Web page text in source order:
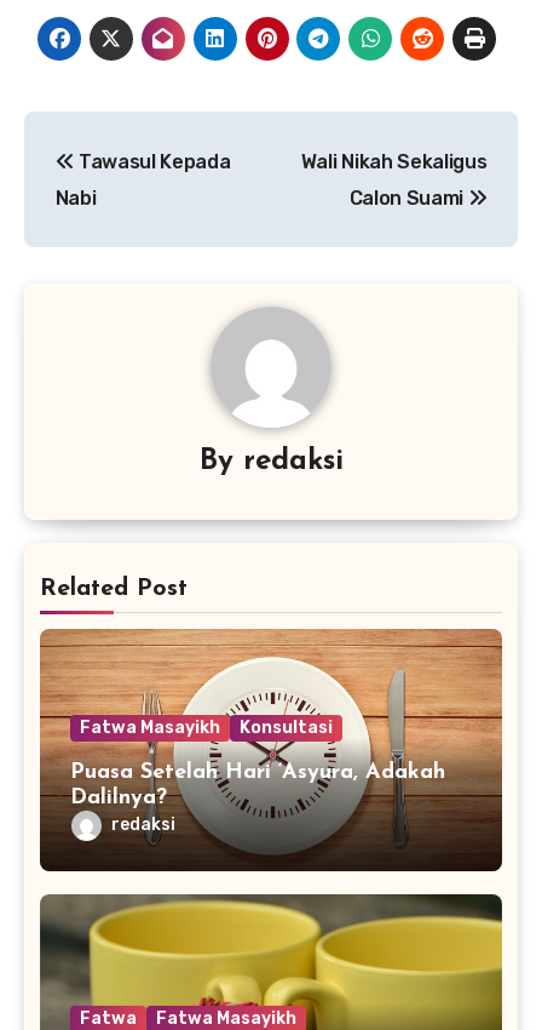
pos
Tawasul Kepada
Nabi
Wali Nikah Sekaligus
Calon Suami
By redaksi
Related Post
Fatwa Masayikh Konsultasi
Puasa Setelah Hari ‘Asyura, Adakah
Dalilnya?
redaksi
Fatwa Fatwa Masayikh